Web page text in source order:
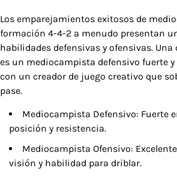
Los emparejamientos exitosos de
formación 4-4-2 a menudo presentan
habilidades defensivas y ofensivas.
es un mediocampista defensivo fuerte
con un creador de juego creativo que
pase.
Mediocampista Defensivo: Fuerte
posición y resistencia.
Mediocampista Ofensivo:
visión y habilidad para driblar.